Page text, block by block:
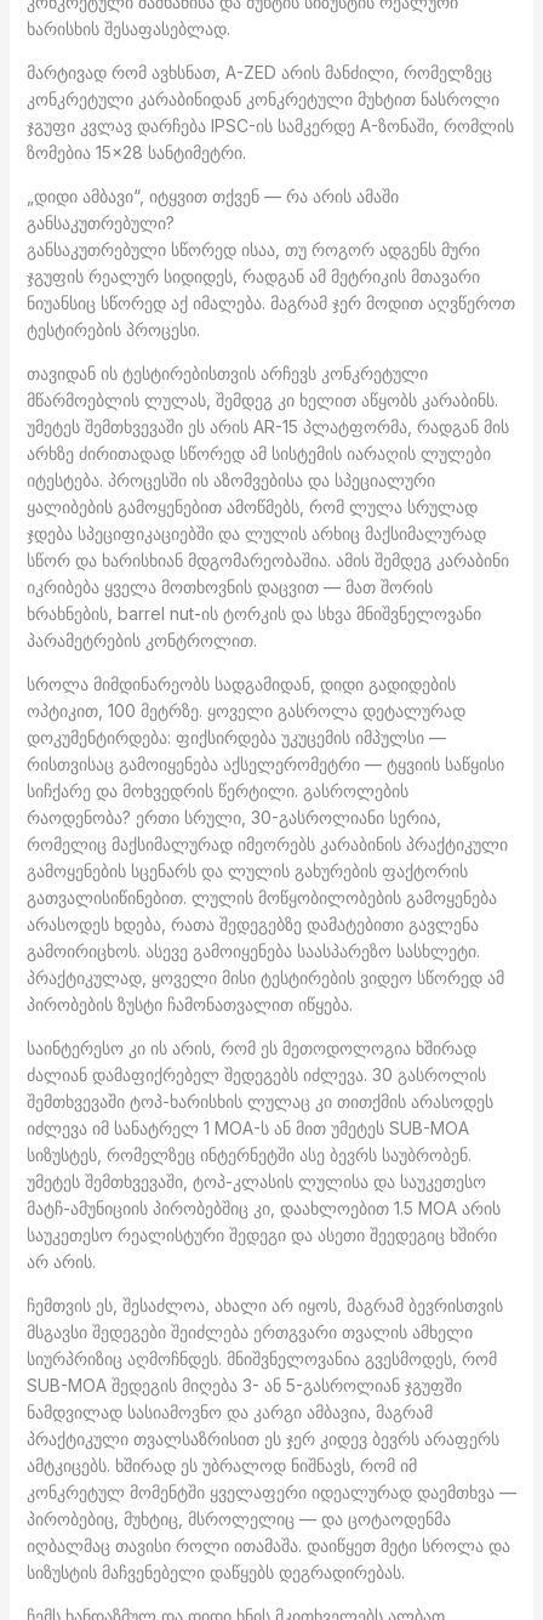
ხარისხის შესაფასებლად.
მარტივად რომ ავხსნათ, A-ZED არის მანძილი, რომელზეც
კონკრეტული კარაბინიდან კონკრეტული მუხტით ნასროლი
ჯგუფი კვლავ დარჩება IPSC-ის სამკერდე A-ზონაში, რომლის
ზომებია 15×28 სანტიმეტრი.
„დიდი ამბავი“, იტყვით თქვენ — რა არის ამაში
განსაკუთრებული?
განსაკუთრებული სწორედ ისაა, თუ როგორ ადგენს მური
ჯგუფის რეალურ სიდიდეს, რადგან ამ მეტრიკის მთავარი
ნიუანსიც სწორედ აქ იმალება. მაგრამ ჯერ მოდით აღვწეროთ
ტესტირების პროცესი.
თავიდან ის ტესტირებისთვის არჩევს კონკრეტული
მწარმოებლის ლულას, შემდეგ კი ხელით აწყობს კარაბინს.
უმეტეს შემთხვევაში ეს არის AR-15 პლატფორმა, რადგან მის
არხზე ძირითადად სწორედ ამ სისტემის იარაღის ლულები
იტესტება. პროცესში ის აზომვებისა და სპეციალური
ყალიბების გამოყენებით ამოწმებს, რომ ლულა სრულად
ჯდება სპეციფიკაციებში და ლულის არხიც მაქსიმალურად
სწორ და ხარისხიან მდგომარეობაშია. ამის შემდეგ კარაბინი
იკრიბება ყველა მოთხოვნის დაცვით — მათ შორის
ხრახნების, barrel nut-ის ტორკის და სხვა მნიშვნელოვანი
პარამეტრების კონტროლით.
სროლა მიმდინარეობს სადგამიდან, დიდი გადიდების
ოპტიკით, 100 მეტრზე. ყოველი გასროლა დეტალურად
დოკუმენტირდება: ფიქსირდება უკუცემის იმპულსი —
რისთვისაც გამოიყენება აქსელერომეტრი — ტყვიის საწყისი
სიჩქარე და მოხვედრის წერტილი. გასროლების
რაოდენობა? ერთი სრული, 30-გასროლიანი სერია,
რომელიც მაქსიმალურად იმეორებს კარაბინის პრაქტიკული
გამოყენების სცენარს და ლულის გახურების ფაქტორის
გათვალისიწინებით. ლულის მოწყობილობების გამოყენება
არასოდეს ხდება, რათა შედეგებზე დამატებითი გავლენა
გამოირიცხოს. ასევე გამოიყენება საასპარეზო სასხლეტი.
პრაქტიკულად, ყოველი მისი ტესტირების ვიდეო სწორედ ამ
პირობების ზუსტი ჩამონათვალით იწყება.
საინტერესო კი ის არის, რომ ეს მეთოდოლოგია ხშირად
ძალიან დამაფიქრებელ შედეგებს იძლევა. 30 გასროლის
შემთხვევაში ტოპ-ხარისხის ლულაც კი თითქმის არასოდეს
იძლევა იმ სანატრელ 1 MOA-ს ან მით უმეტეს SUB-MOA
სიზუსტეს, რომელზეც ინტერნეტში ასე ბევრს საუბრობენ.
უმეტეს შემთხვევაში, ტოპ-კლასის ლულისა და საუკეთესო
მატჩ-ამუნიციის პირობებშიც კი, დაახლოებით 1.5 MOA არის
საუკეთესო რეალისტური შედეგი და ასეთი შეედეგიც ხშირი
არ არის.
ჩემთვის ეს, შესაძლოა, ახალი არ იყოს, მაგრამ ბევრისთვის
მსგავსი შედეგები შეიძლება ერთგვარი თვალის ამხელი
სიურპრიზიც აღმოჩნდეს. მნიშვნელოვანია გვესმოდეს, რომ
SUB-MOA შედეგის მიღება 3- ან 5-გასროლიან ჯგუფში
ნამდვილად სასიამოვნო და კარგი ამბავია, მაგრამ
პრაქტიკული თვალსაზრისით ეს ჯერ კიდევ ბევრს არაფერს
ამტკიცებს. ხშირად ეს უბრალოდ ნიშნავს, რომ იმ
კონკრეტულ მომენტში ყველაფერი იდეალურად დაემთხვა —
პირობებიც, მუხტიც, მსროლელიც — და ცოტაოდენმა
იღბალმაც თავისი როლი ითამაშა. დაიწყეთ მეტი სროლა და
სიზუსტის მაჩვენებელი დაწყებს დეგრადირებას.
ჩემს ხანდაზმულ და დიდი ხნის მკითხველებს ალბათ